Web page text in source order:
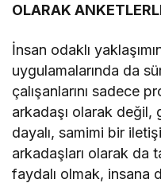
OLARAK
İnsan odaklı
uygulamalarında da
çalışanlarını sadece
arkadaşı olarak değil,
dayalı, samimi bir
arkadaşları olarak da
faydalı olmak, insana